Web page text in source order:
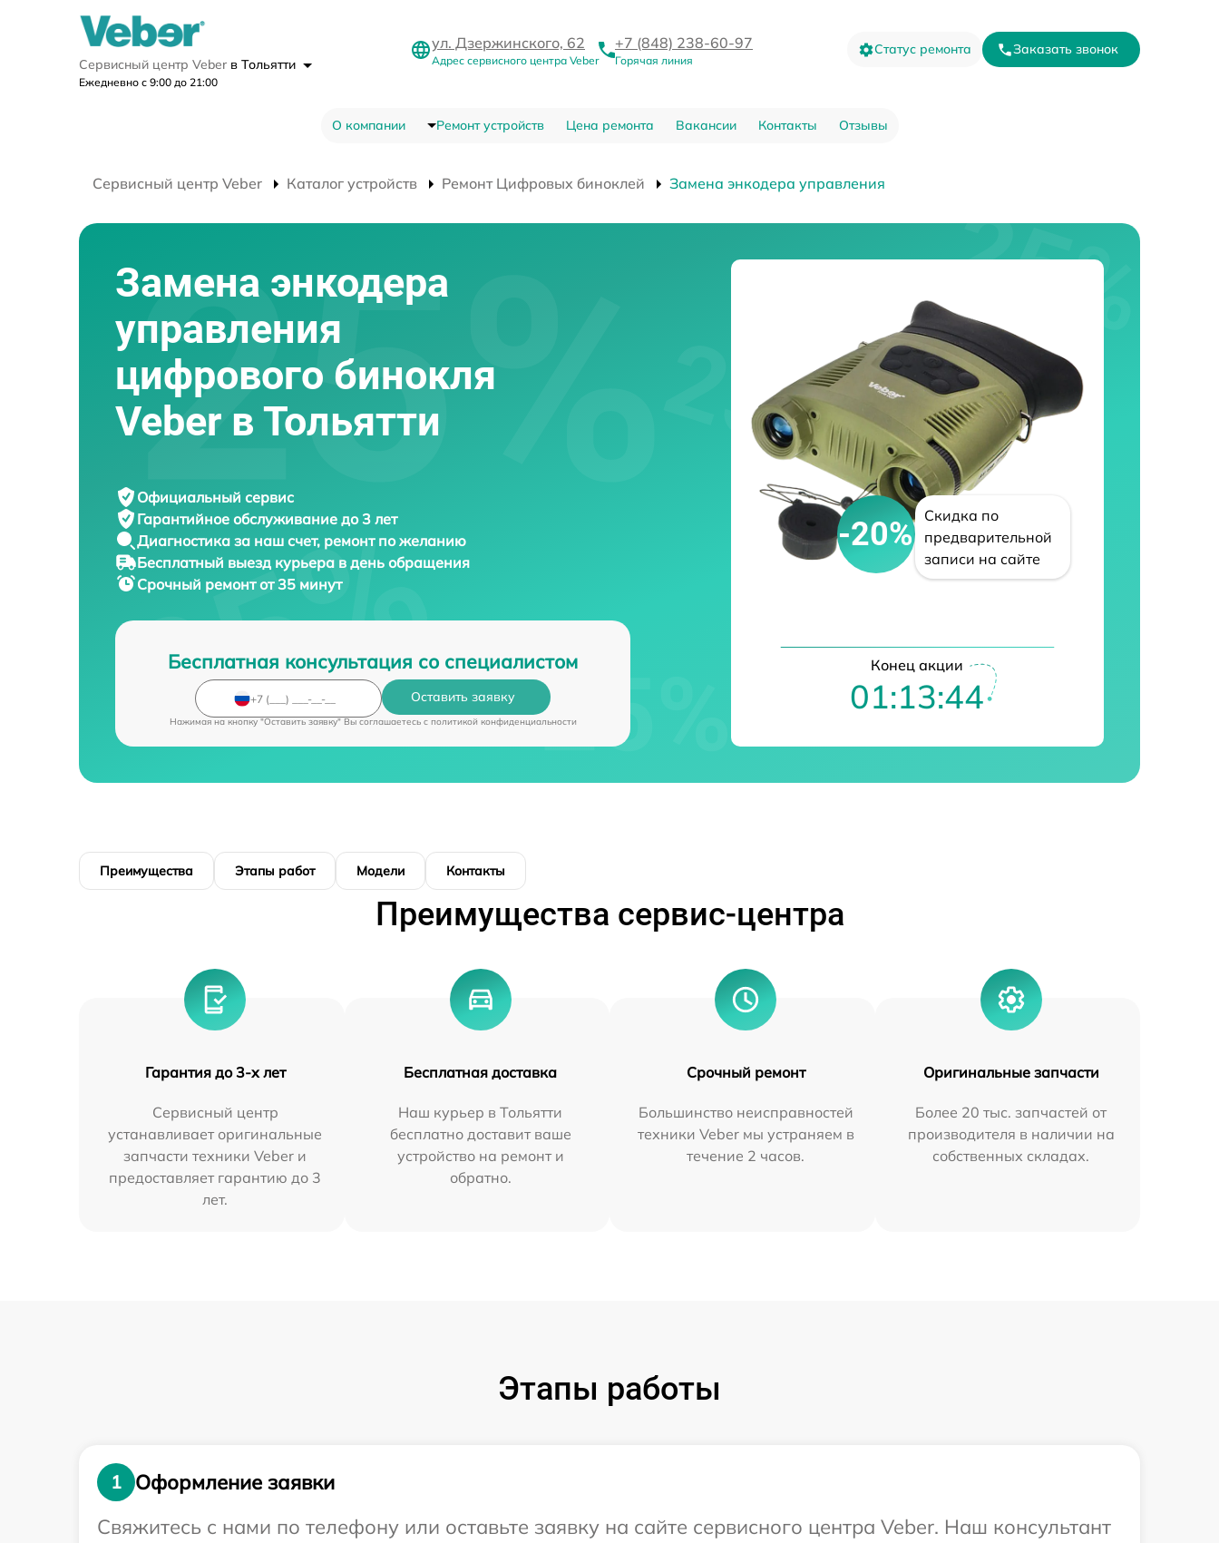
Сервисный центр Veber в Тольятти
Ежедневно с 9:00 до 21:00
ул. Дзержинского, 62
Адрес сервисного центра Veber
+7 (848) 238-60-97
Горячая линия
Статус ремонта Заказать звонок
О компании Ремонт устройств Цена ремонта Вакансии Контакты Отзывы
Сервисный центр Veber Каталог устройств Ремонт Цифровых биноклей Замена энкодера управления
Замена энкодера
управления
цифрового бинокля
Veber в Тольятти
Официальный сервис
Гарантийное обслуживание до 3 лет
Диагностика за наш счет, ремонт по желанию
Бесплатный выезд курьера в день обращения
Срочный ремонтот 35 минут
Бесплатная консультация со специалистом
Оставить заявку
Нажимая на кнопку "Оставить заявку" Вы соглашаетесь c политикой конфиденциальности
-20%
Скидка по
предварительной
записи на сайте
Конец акции
01:13:43
Преимущества Этапы работ Модели Контакты
Преимущества сервис-центра
Гарантия до 3-х лет
Сервисный центр
устанавливает оригинальные
запчасти техники Veber и
предоставляет гарантию до 3
лет.
Бесплатная доставка
Наш курьер в Тольятти
бесплатно доставит ваше
устройство на ремонт и
обратно.
Срочный ремонт
Большинство неисправностей
техники Veber мы устраняем в
течение 2 часов.
Оригинальные запчасти
Более 20 тыс. запчастей от
производителя в наличии на
собственных складах.
Этапы работы
1
Оформление заявки
Свяжитесь с нами по телефону или оставьте заявку на сайте сервисного центра Veber. Наш консультант